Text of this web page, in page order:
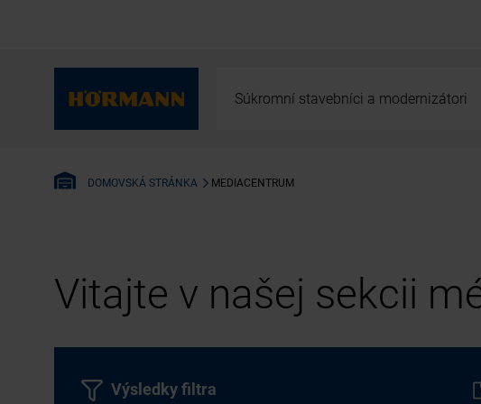
Súkromní stavebníci a modernizátori
DOMOVSKÁ STRÁNKA MEDIACENTRUM
Vitajte v našej sekcii
Výsledky filtra